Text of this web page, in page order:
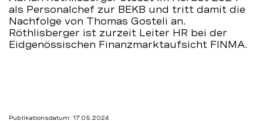
BEKB
–
als Personalchef zur BEKB und tritt damit die
Nachfolge von Thomas Gosteli an.
Röthlisberger ist zurzeit Leiter HR bei der
Eidgenössischen Finanzmarktaufsicht FINMA.
Publikationsdatum: 17.05.2024